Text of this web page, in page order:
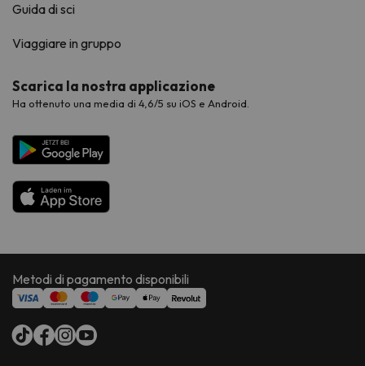
Guida di sci
Viaggiare in gruppo
Scarica la nostra applicazione
Ha ottenuto una media di 4,6/5 su iOS e Android.
Metodi di pagamento disponibili